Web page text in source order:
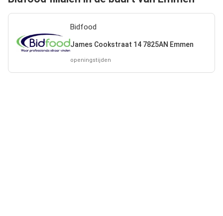
Bidfood
James Cookstraat 14 7825AN Emmen
openingstijden